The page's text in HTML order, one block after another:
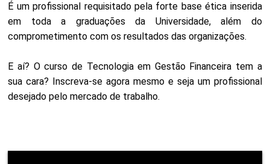
É um profissional requisitado pela forte base ética inserida
em toda a graduações da Universidade, além do
comprometimento com os resultados das organizações.
E aí? O curso de Tecnologia em Gestão Financeira tem a
sua cara? Inscreva-se agora mesmo e seja um profissional
desejado pelo mercado de trabalho.